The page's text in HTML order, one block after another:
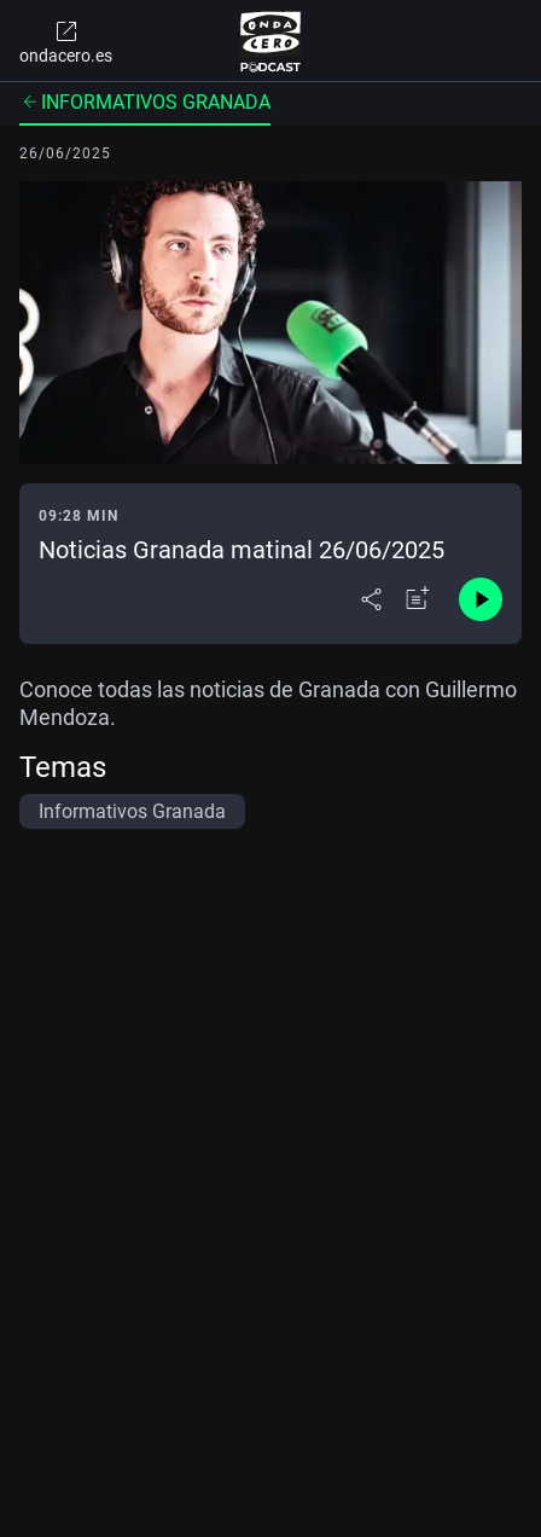
ondacero.es
INFORMATIVOS GRANADA
26/06/2025
09:28 MIN
Noticias Granada matinal 26/06/2025
Conoce todas las noticias de Granada con Guillermo
Mendoza.
Temas
Informativos Granada